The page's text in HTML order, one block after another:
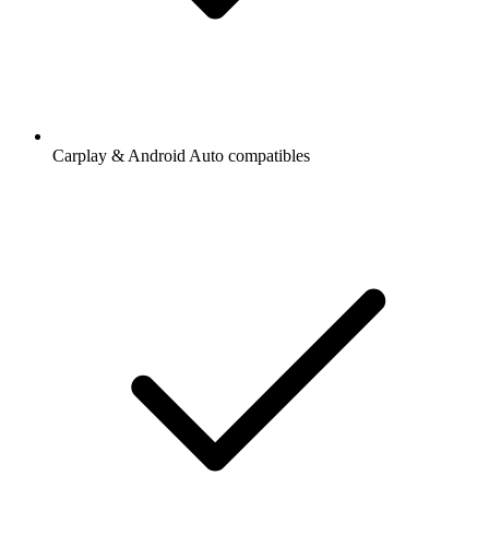
Carplay & Android Auto compatibles